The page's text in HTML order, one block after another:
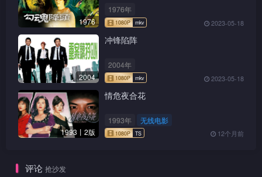
1976
1976年
2023-05-18
2004
冲锋陷阵
2004年
2023-05-18
1993丨2版
情危夜合花
1993年 无线电影
12个月前
评论 抢沙发